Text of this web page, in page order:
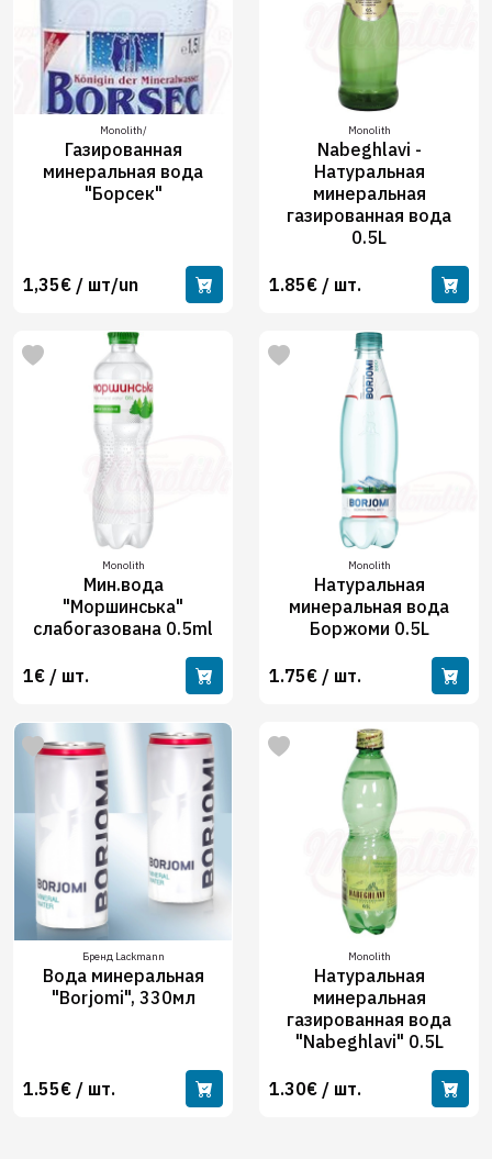
Monolith/
Газированная
минеральная вода
"Борсек"
1,35€ / шт/un
Monolith
Nabeghlavi -
Натуральная
минеральная
газированная вода
0.5L
1.85€ / шт.
Monolith
Мин.вода
"Моршинська"
слабогазована 0.5ml
1€ / шт.
Monolith
Натуральная
минеральная вода
Боржоми 0.5L
1.75€ / шт.
Бренд Lackmann
Вода минеральная
"Borjomi", 330мл
1.55€ / шт.
Monolith
Натуральная
минеральная
газированная вода
"Nabeghlavi" 0.5L
1.30€ / шт.